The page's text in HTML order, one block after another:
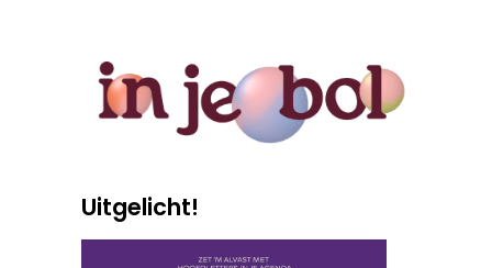
Uitgelicht!